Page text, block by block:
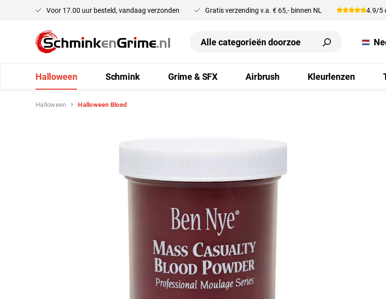
Ga naar de hoofdnavigatie
Voor 17.00 uur besteld, vandaag verzonden Gratis verzending v.a. € 65,- binnen NL 4.9/5
Halloween Schmink Grime & SFX Airbrush Kleurlenzen
Halloween Halloween Bloed